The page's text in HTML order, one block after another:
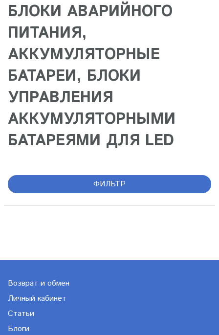
БЛОКИ АВАРИЙНОГО
ПИТАНИЯ,
АККУМУЛЯТОРНЫЕ
БАТАРЕИ, БЛОКИ
УПРАВЛЕНИЯ
АККУМУЛЯТОРНЫМИ
БАТАРЕЯМИ ДЛЯ LED
ФИЛЬТР
Возврат и обмен
Личный кабинет
Статьи
Блоги